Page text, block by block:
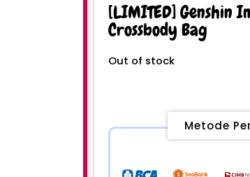
[LIMITED] Genshin
Crossbody Bag
Out of stock
Metode